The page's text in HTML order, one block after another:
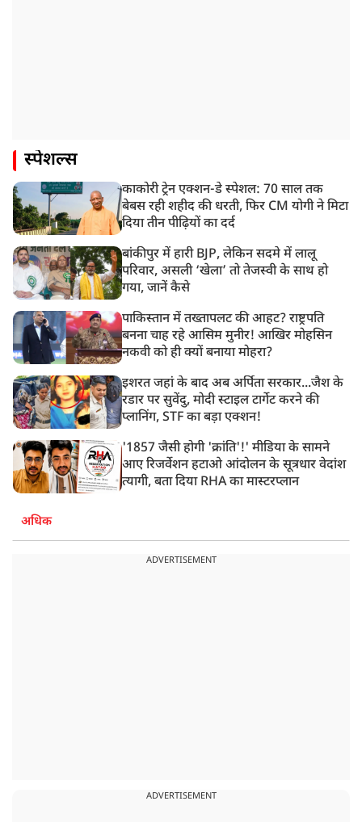
स्पेशल्स
काकोरी ट्रेन एक्शन-डे स्पेशल: 70 साल तक
बेबस रही शहीद की धरती, फिर CM योगी ने मिटा
दिया तीन पीढ़ियों का दर्द
बांकीपुर में हारी BJP, लेकिन सदमे में लालू
परिवार, असली ‘खेला’ तो तेजस्वी के साथ हो
गया, जानें कैसे
पाकिस्तान में तख्तापलट की आहट? राष्ट्रपति
बनना चाह रहे आसिम मुनीर! आखिर मोहसिन
नकवी को ही क्यों बनाया मोहरा?
इशरत जहां के बाद अब अर्पिता सरकार...जैश के
रडार पर सुवेंदु, मोदी स्टाइल टार्गेट करने की
प्लानिंग, STF का बड़ा एक्शन!
'1857 जैसी होगी 'क्रांति'!' मीडिया के सामने
आए रिजर्वेशन हटाओ आंदोलन के सूत्रधार वेदांश
त्यागी, बता दिया RHA का मास्टरप्लान
अधिक
ADVERTISEMENT
ADVERTISEMENT